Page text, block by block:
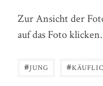
Zur Ansicht der
auf das Foto klicken.
#JUNG #